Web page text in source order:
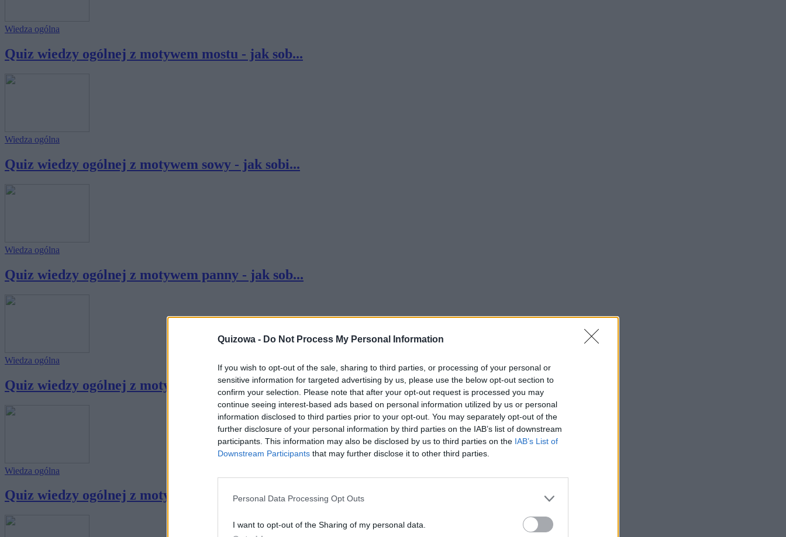
Quizowa - Do Not Process My Personal Information
If you wish to opt-out of the sale, sharing to third parties, or processing of your personal or
sensitive information for targeted advertising by us, please use the below opt-out section to
confirm your selection. Please note that after your opt-out request is processed you may
continue seeing interest-based ads based on personal information utilized by us or personal
information disclosed to third parties prior to your opt-out. You may separately opt-out of the
further disclosure of your personal information by third parties on the IAB’s list of downstream
participants. This information may also be disclosed by us to third parties on the IAB’s List of
Downstream Participants that may further disclose it to other third parties.
Personal Data Processing Opt Outs
I want to opt-out of the Sharing of my personal data.
Wiedza ogólna
Quiz wiedzy ogólnej z motywem mostu - jak sob...
Wiedza ogólna
Quiz wiedzy ogólnej z motywem sowy - jak sobi...
Wiedza ogólna
Quiz wiedzy ogólnej z motywem panny - jak sob...
Wiedza ogólna
Quiz wiedzy ogólnej z motywem pana - jak sobi...
Wiedza ogólna
Quiz wiedzy ogólnej z motywem wieży - jak sob...